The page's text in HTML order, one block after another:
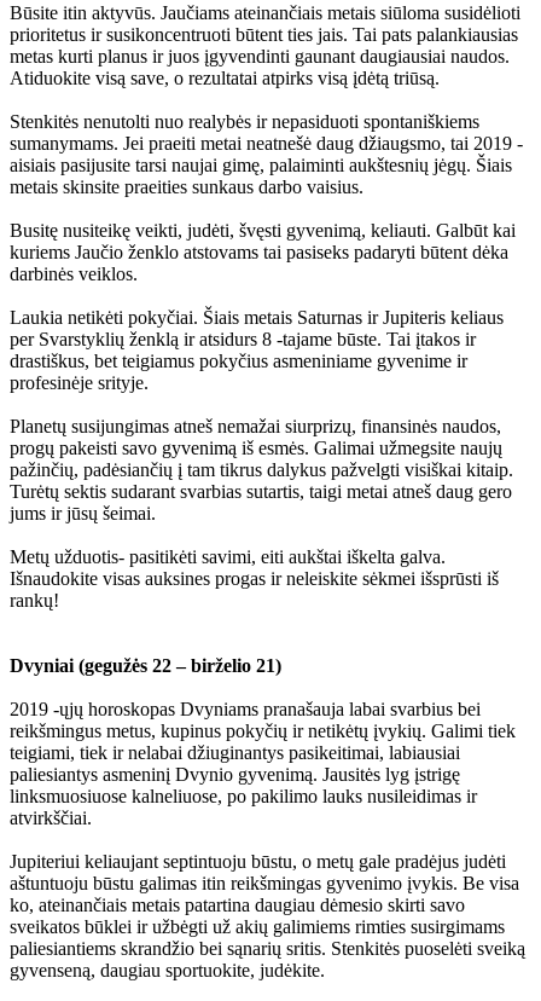
Būsite itin aktyvūs. Jaučiams ateinančiais metais siūloma susidėlioti
prioritetus ir susikoncentruoti būtent ties jais. Tai pats palankiausias
metas kurti planus ir juos įgyvendinti gaunant daugiausiai naudos.
Atiduokite visą save, o rezultatai atpirks visą įdėtą triūsą.
Stenkitės nenutolti nuo realybės ir nepasiduoti spontaniškiems
sumanymams. Jei praeiti metai neatnešė daug džiaugsmo, tai 2019 -
aisiais pasijusite tarsi naujai gimę, palaiminti aukštesnių jėgų. Šiais
metais skinsite praeities sunkaus darbo vaisius.
Busitę nusiteikę veikti, judėti, švęsti gyvenimą, keliauti. Galbūt kai
kuriems Jaučio ženklo atstovams tai pasiseks padaryti būtent dėka
darbinės veiklos.
Laukia netikėti pokyčiai. Šiais metais Saturnas ir Jupiteris keliaus
per Svarstyklių ženklą ir atsidurs 8 -tajame būste. Tai įtakos ir
drastiškus, bet teigiamus pokyčius asmeniniame gyvenime ir
profesinėje srityje.
Planetų susijungimas atneš nemažai siurprizų, finansinės naudos,
progų pakeisti savo gyvenimą iš esmės. Galimai užmegsite naujų
pažinčių, padėsiančių į tam tikrus dalykus pažvelgti visiškai kitaip.
Turėtų sektis sudarant svarbias sutartis, taigi metai atneš daug gero
jums ir jūsų šeimai.
Metų užduotis- pasitikėti savimi, eiti aukštai iškelta galva.
Išnaudokite visas auksines progas ir neleiskite sėkmei išsprūsti iš
rankų!
Dvyniai (gegužės 22 – birželio 21)
2019 -ųjų horoskopas Dvyniams pranašauja labai svarbius bei
reikšmingus metus, kupinus pokyčių ir netikėtų įvykių. Galimi tiek
teigiami, tiek ir nelabai džiuginantys pasikeitimai, labiausiai
paliesiantys asmeninį Dvynio gyvenimą. Jausitės lyg įstrigę
linksmuosiuose kalneliuose, po pakilimo lauks nusileidimas ir
atvirkščiai.
Jupiteriui keliaujant septintuoju būstu, o metų gale pradėjus judėti
aštuntuoju būstu galimas itin reikšmingas gyvenimo įvykis. Be visa
ko, ateinančiais metais patartina daugiau dėmesio skirti savo
sveikatos būklei ir užbėgti už akių galimiems rimties susirgimams
paliesiantiems skrandžio bei sąnarių sritis. Stenkitės puoselėti sveiką
gyvenseną, daugiau sportuokite, judėkite.